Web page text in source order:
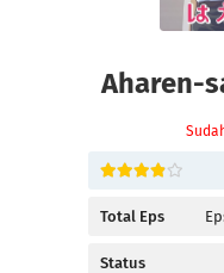
Aharen-
Total Eps
Status